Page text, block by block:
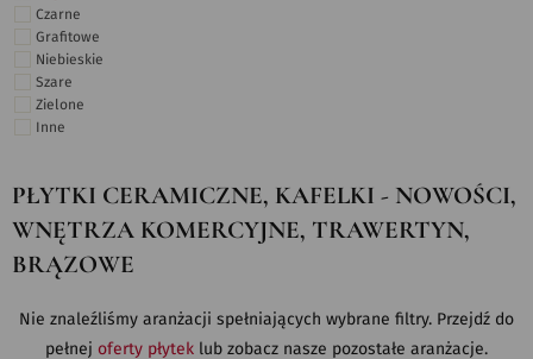
Czarne
Grafitowe
Niebieskie
Szare
Zielone
Inne
PŁYTKI CERAMICZNE, KAFELKI - NOWOŚCI,
WNĘTRZA KOMERCYJNE, TRAWERTYN,
BRĄZOWE
Nie znaleźliśmy aranżacji spełniających wybrane filtry. Przejdź do
pełnej oferty płytek lub zobacz nasze pozostałe aranżacje.